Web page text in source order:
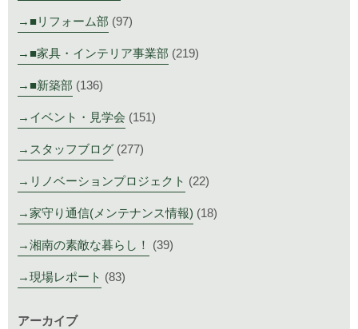
■リフォーム部 (97)
■家具・インテリア事業部 (219)
■新築部 (136)
イベント・見学会 (151)
スタッフブログ (277)
リノベーションプロジェクト (22)
家守り通信(メンテナンス情報) (18)
湘南の素敵な暮らし！ (39)
現場レポート (83)
アーカイブ